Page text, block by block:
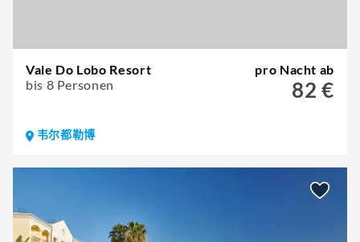
Vale Do Lobo Resort
bis 8 Personen
pro Nacht ab
82 €
韦尔都勒博